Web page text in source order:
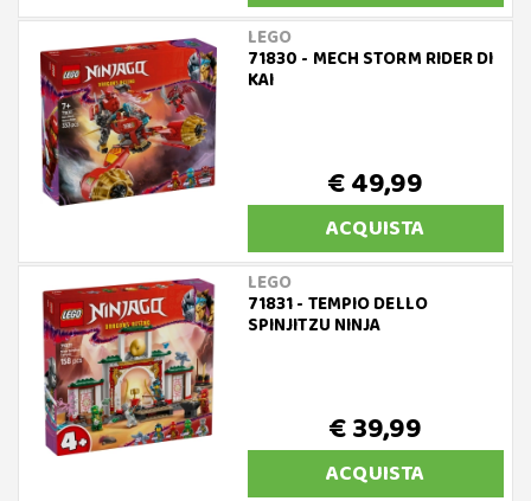
LEGO
71830 - MECH STORM RIDER DI
KAI
€ 49,99
ACQUISTA
LEGO
71831 - TEMPIO DELLO
SPINJITZU NINJA
€ 39,99
ACQUISTA